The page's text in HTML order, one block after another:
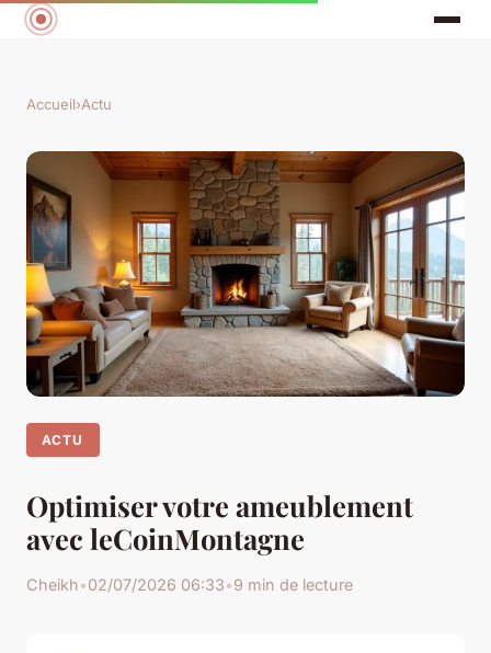
Accueil›Actu
ACTU
Optimiser votre ameublement
avec leCoinMontagne
Cheikh•02/07/2026 06:33•9 min de lecture